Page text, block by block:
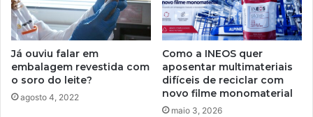
Já ouviu falar em
embalagem revestida com
o soro do leite?
agosto 4, 2022
Como a INEOS quer
aposentar multimateriais
difíceis de reciclar com
novo filme monomaterial
maio 3, 2026